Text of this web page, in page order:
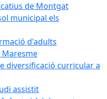
de Montgat
municipal els
d'adults
Maresme
diversificació curricular a
assistit